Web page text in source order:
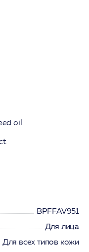
oil
BPFFAV951
Для лица
Для всех типов кожи